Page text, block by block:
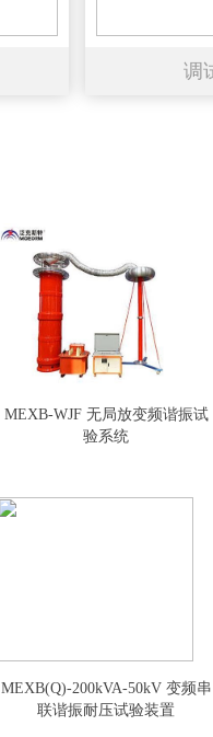
调
MEXB-WJF 无局放变频谐振试
验系统
MEXB(Q)-200kVA-50kV 变频串
联谐振耐压试验装置